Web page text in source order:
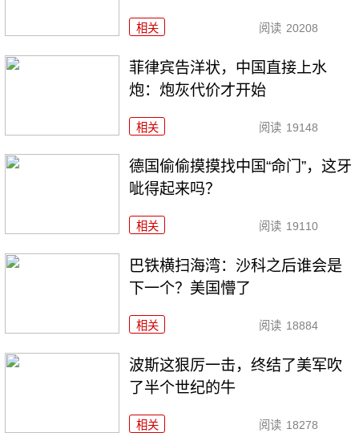
相关 阅读 20208
菲律宾告洋状，中国直接上水
炮：炮灰代价才开始
相关 阅读 19148
德国偷偷摸摸找中国“命门”，这牙
呲得起来吗？
相关 阅读 19110
巴铁横扫海湾：沙科之后谁会是
下一个？美国懵了
相关 阅读 18884
波斯这狠厉一击，终结了美军吹
了半个世纪的牛
相关 阅读 18278